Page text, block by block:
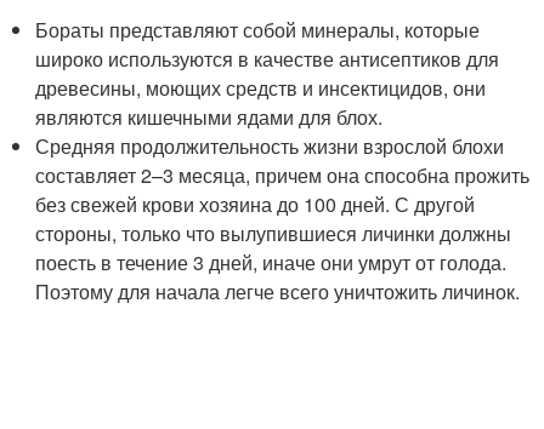
Бораты представляют собой минералы, которые
широко используются в качестве антисептиков для
древесины, моющих средств и инсектицидов, они
являются кишечными ядами для блох.
Средняя продолжительность жизни взрослой блохи
составляет 2–3 месяца, причем она способна прожить
без свежей крови хозяина до 100 дней. С другой
стороны, только что вылупившиеся личинки должны
поесть в течение 3 дней, иначе они умрут от голода.
Поэтому для начала легче всего уничтожить личинок.